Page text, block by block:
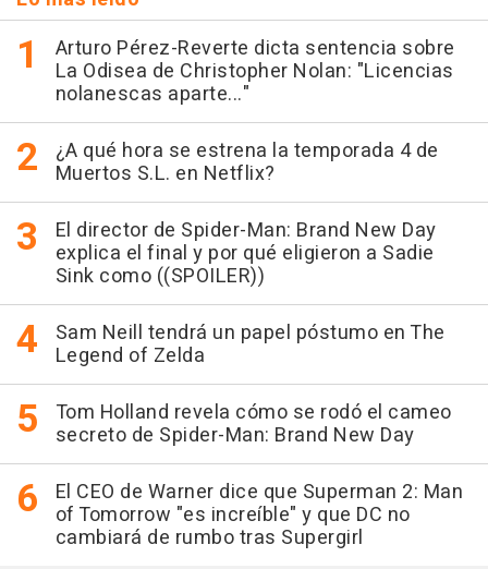
Arturo Pérez-Reverte dicta sentencia sobre
La Odisea de Christopher Nolan: "Licencias
nolanescas aparte..."
¿A qué hora se estrena la temporada 4 de
Muertos S.L. en Netflix?
El director de Spider-Man: Brand New Day
explica el final y por qué eligieron a Sadie
Sink como ((SPOILER))
Sam Neill tendrá un papel póstumo en The
Legend of Zelda
Tom Holland revela cómo se rodó el cameo
secreto de Spider-Man: Brand New Day
El CEO de Warner dice que Superman 2: Man
of Tomorrow "es increíble" y que DC no
cambiará de rumbo tras Supergirl